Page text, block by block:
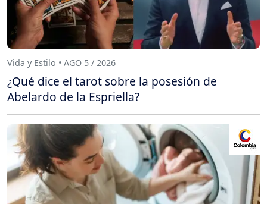
Vida y Estilo • AGO 5 / 2026
¿Qué dice el tarot sobre la posesión de
Abelardo de la Espriella?